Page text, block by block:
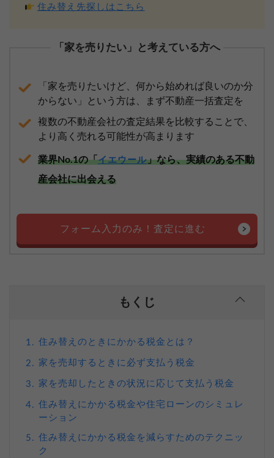
住み替え先探しはこちら
「家を売りたい」と考えている方へ
「家を売りたいけど、何から始めれば良いのか分
からない」という方は、まず不動産一括査定を
複数の不動産会社の査定結果を比較することで、
より高く売れる可能性が高まります
業界No.1の「イエウール」なら、実績のある不動
産会社に出会える
フォーム入力のみ！査定に進む
もくじ
1. 住み替えのときにかかる税金とは？
2. 家を売却するときに必ず支払う税金
3. 家を売却したときの状況に応じて支払う税金
4. 住み替えにかかる税金や住宅ローンのシミュレ
ーション
5. 住み替えにかかる税金を減らすためのテクニッ
ク